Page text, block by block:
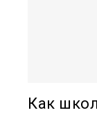
Как